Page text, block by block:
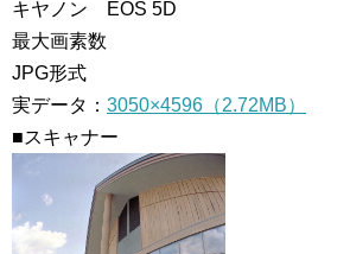
キヤノン EOS 5D
最大画素数
JPG形式
実データ： 3050×4596（2.72MB）
■スキャナー